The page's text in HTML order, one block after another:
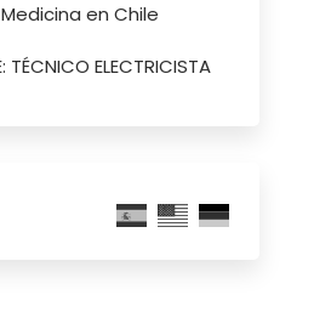
en Chile
TÉCNICO ELECTRICISTA